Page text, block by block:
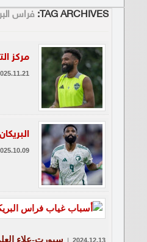
TAG ARCHIVES: فراس
مركز
2024.12.13
| سبورت-علاء